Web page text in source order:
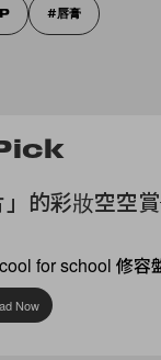
唇膏
的彩妝空空賞
for school 修容
Now